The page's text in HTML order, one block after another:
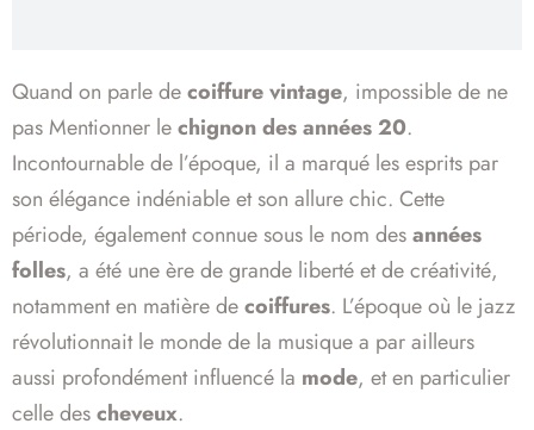
Quand on parle decoiffure vintage, impossible de ne
pas Mentionner lechignon des années 20.
Incontournable de l’époque, il a marqué les esprits par
son élégance indéniable et son allure chic. Cette
période, également connue sous le nom desannées
folles, a été une ère de grande liberté et de créativité,
notamment en matière decoiffures. L’époque où le jazz
révolutionnait le monde de la musique a par ailleurs
aussi profondément influencé la mode, et en particulier
celle descheveux.